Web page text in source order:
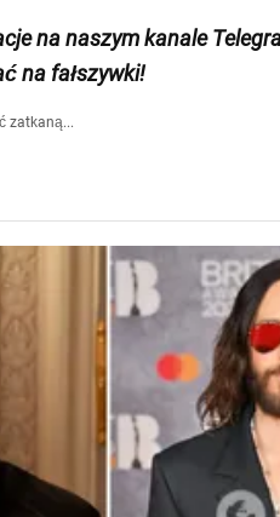
na naszym kanale
na fałszywki!
zatkaną...